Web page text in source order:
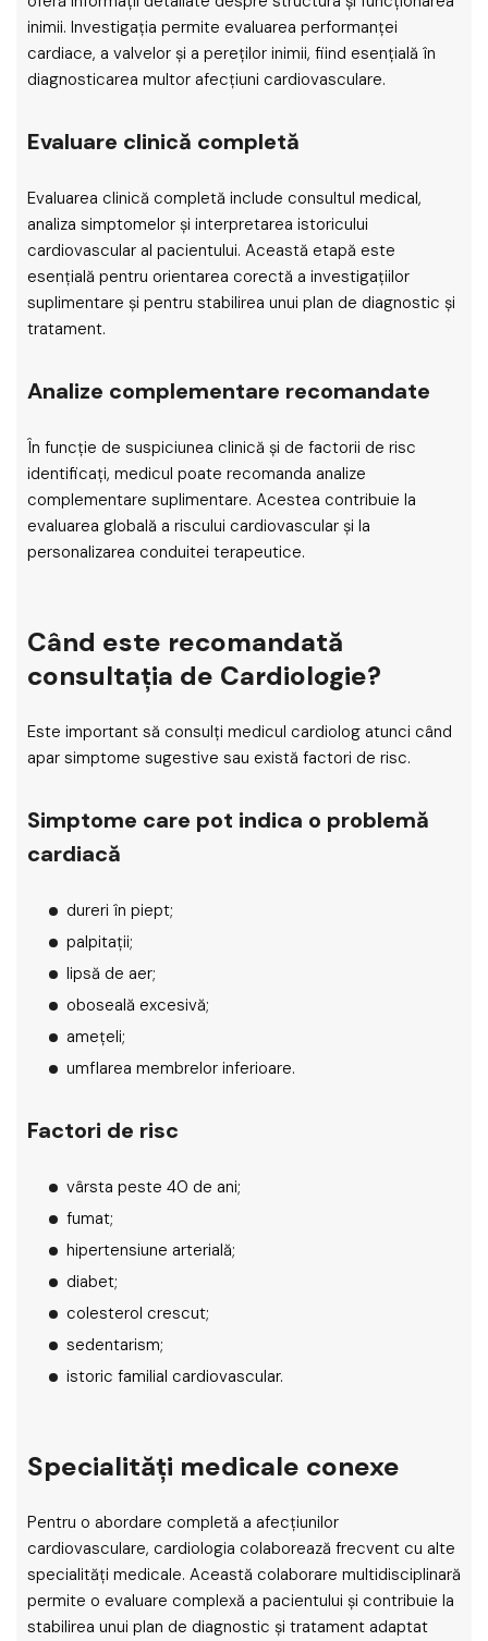
inimii. Investigația permite evaluarea performanței
cardiace, a valvelor și a pereților inimii, fiind esențială în
diagnosticarea multor afecțiuni cardiovasculare.
Evaluare clinică completă
Evaluarea clinică completă include consultul medical,
analiza simptomelor și interpretarea istoricului
cardiovascular al pacientului. Această etapă este
esențială pentru orientarea corectă a investigațiilor
suplimentare și pentru stabilirea unui plan de diagnostic și
tratament.
Analize complementare recomandate
În funcție de suspiciunea clinică și de factorii de risc
identificați, medicul poate recomanda analize
complementare suplimentare. Acestea contribuie la
evaluarea globală a riscului cardiovascular și la
personalizarea conduitei terapeutice.
Când este recomandată
consultația de Cardiologie?
Este important să consulți medicul cardiolog atunci când
apar simptome sugestive sau există factori de risc.
Simptome care pot indica o problemă
cardiacă
dureri în piept;
palpitații;
lipsă de aer;
oboseală excesivă;
amețeli;
umflarea membrelor inferioare.
Factori de risc
vârsta peste 40 de ani;
fumat;
hipertensiune arterială;
diabet;
colesterol crescut;
sedentarism;
istoric familial cardiovascular.
Specialități medicale conexe
Pentru o abordare completă a afecțiunilor
cardiovasculare, cardiologia colaborează frecvent cu alte
specialități medicale. Această colaborare multidisciplinară
permite o evaluare complexă a pacientului și contribuie la
stabilirea unui plan de diagnostic și tratament adaptat